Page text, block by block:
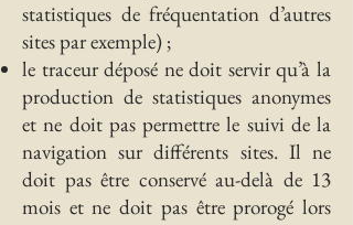
statistiques de fréquentation d’autres
sites par exemple) ;
le traceur déposé ne doit servir qu’à la
production de statistiques anonymes
et ne doit pas permettre le suivi de la
navigation sur différents sites. Il ne
doit pas être conservé au-delà de 13
mois et ne doit pas être prorogé lors